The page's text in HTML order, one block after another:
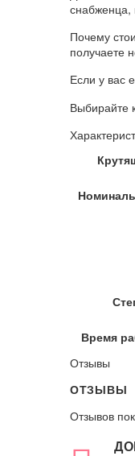
снабженца,
Почему
получаете
Если у вас
Выбирайте
Время
Отзывы
ОТЗЫВЫ
Отзывов